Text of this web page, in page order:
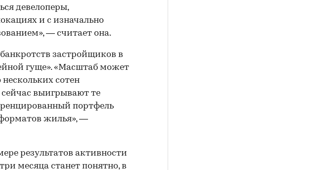
девелоперы,
и с изначально
— считает она.
застройщиков в
гуще». «Масштаб может
сотен
выигрывают те
портфель
жилья», —
результатов активности
месяца станет понятно, в